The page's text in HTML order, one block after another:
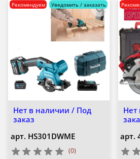
Нет в наличии / Под
заказ
Рекомендуем Уведомить / заказать
арт. HS301DWME
(0)
Нет
арт.